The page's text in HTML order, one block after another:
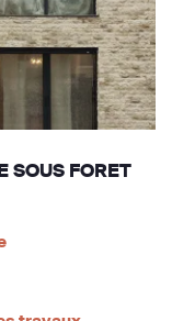
FORET